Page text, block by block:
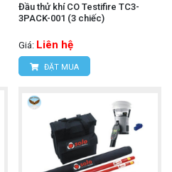
Đầu thử khí CO Testifire TC3-
3PACK-001 (3 chiếc)
Giá: Liên hệ
ĐẶT MUA